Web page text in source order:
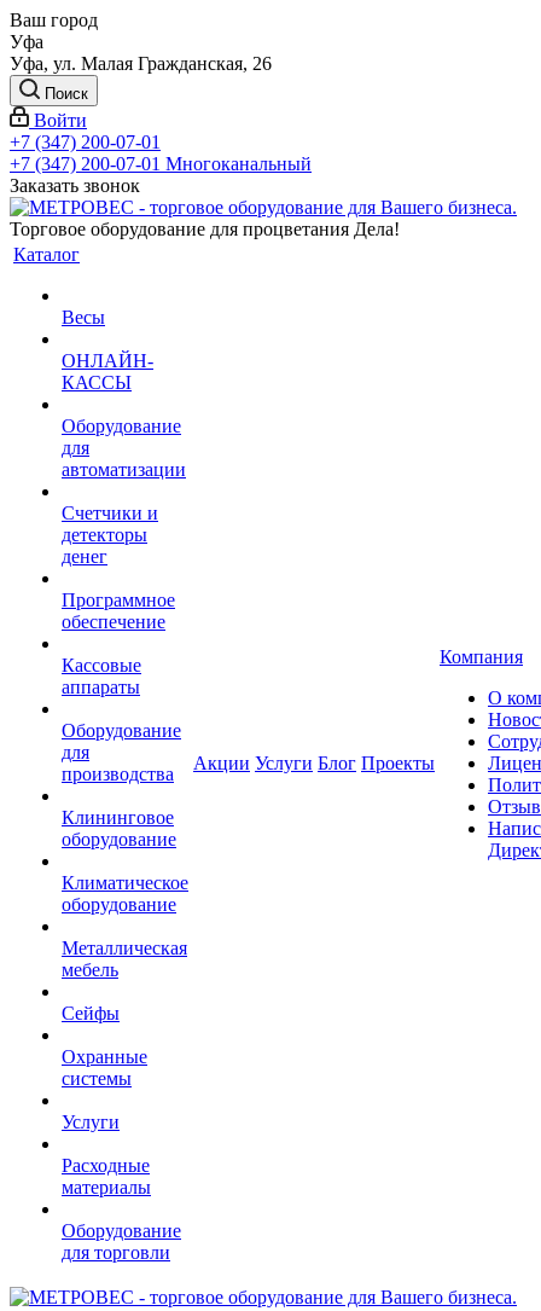
Ваш город
Уфа
Уфа, ул. Малая Гражданская, 26
Поиск
Войти
+7 (347) 200-07-01
+7 (347) 200-07-01 Многоканальный
Заказать звонок
Торговое оборудование для процветания Дела!
Каталог
Весы
ОНЛАЙН-
КАССЫ
Оборудование
для
автоматизации
Счетчики и
детекторы
денег
Программное
обеспечение
Кассовые
аппараты
Оборудование
для
производства
Клининговое
оборудование
Климатическое
оборудование
Металлическая
мебель
Сейфы
Охранные
системы
Услуги
Расходные
материалы
Оборудование
для торговли
Акции Услуги Блог Проекты
Компания
О